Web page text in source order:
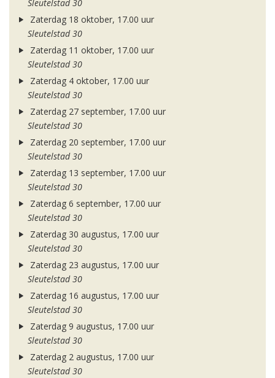
Sleutelstad 30
Zaterdag 18 oktober, 17.00 uur
Sleutelstad 30
Zaterdag 11 oktober, 17.00 uur
Sleutelstad 30
Zaterdag 4 oktober, 17.00 uur
Sleutelstad 30
Zaterdag 27 september, 17.00 uur
Sleutelstad 30
Zaterdag 20 september, 17.00 uur
Sleutelstad 30
Zaterdag 13 september, 17.00 uur
Sleutelstad 30
Zaterdag 6 september, 17.00 uur
Sleutelstad 30
Zaterdag 30 augustus, 17.00 uur
Sleutelstad 30
Zaterdag 23 augustus, 17.00 uur
Sleutelstad 30
Zaterdag 16 augustus, 17.00 uur
Sleutelstad 30
Zaterdag 9 augustus, 17.00 uur
Sleutelstad 30
Zaterdag 2 augustus, 17.00 uur
Sleutelstad 30